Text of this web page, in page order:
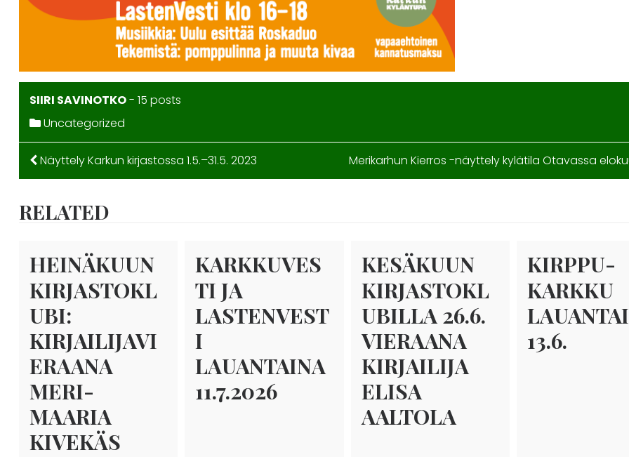
SIIRI SAVINOTKO- 15 posts
Uncategorized
ARTIKKELIEN
Näyttely Karkun kirjastossa 1.5.–31.5. 2023 Merikarhun Kierros -näyttely kylätila Otavassa
RELATED
HEINÄKUUN
KIRJASTOKL
UBI:
KIRJAILIJAVI
ERAANA
MERI-
MAARIA
KIVEKÄS
KARKKUVES
TI JA
LASTENVEST
I
LAUANTAINA
11.7.2026
KESÄKUUN
KIRJASTOKL
UBILLA 26.6.
VIERAANA
KIRJAILIJA
ELISA
AALTOLA
KIRPPU-
KARKKU
13.6.